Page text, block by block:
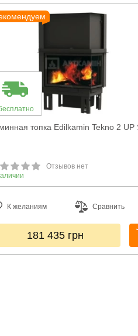
топка Edilkamin Tekno 2 UP
Отзывов нет
К желаниям Сравнить
181 435 грн